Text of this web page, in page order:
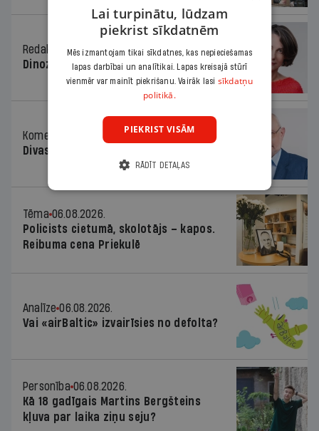
Redaktores sleja 06.08.2026.
Dinozaura triks
Komentārs
06.08.2026.
Divas koalīcijas
Tēma 06.08.2026.
Policists cietumā, skolotājs – kapos.
Reibuma cena Priekulē
Analīze 06.08.2026.
Vai «airBaltic» izvairīsies no defolta?
Personība 06.08.2026.
Kā 18 gadīgais Martins Bergšteins
kļuva par laika ziņu seju?
Lai turpinātu, lūdzam
piekrist sīkdatnēm
Mēs izmantojam tikai sīkdatnes, kas nepieciešamas
lapas darbībai un analītikai. Lapas kreisajā stūrī
vienmēr var mainīt piekrišanu. Vairāk lasi sīkdatņu
politikā.
PIEKRIST VISĀM
RĀDĪT DETAĻAS